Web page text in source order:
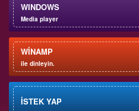
WINDOWS
Media player
WİNAMP
ile dinleyin.
İSTEK YAP